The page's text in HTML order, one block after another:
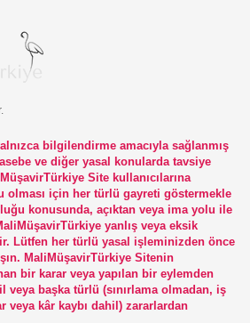
bilgilendirme amacıyla sağlanmış
ve diğer yasal konularda tavsiye
Site kullanıcılarına
için her türlü gayreti göstermekle
konusunda, açıktan veya ima yolu ile
yanlış veya eksik
Lütfen her türlü yasal işleminizden önce
MaliMüşavirTürkiye Sitenin
bir karar veya yapılan bir eylemden
veya başka türlü (sınırlama olmadan, iş
veya kâr kaybı dahil) zararlardan